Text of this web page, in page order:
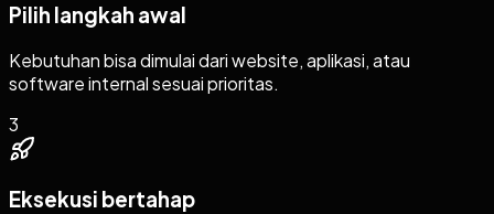
Pilih langkah awal
Kebutuhan bisa dimulai dari website, aplikasi, atau
software internal sesuai prioritas.
3
Eksekusi bertahap